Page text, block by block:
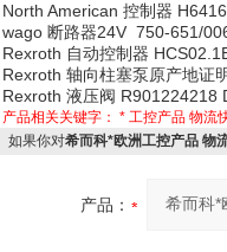
North American 控制器
wago 断路器24V 750-651/
Rexroth 自动控制器
Rexroth 轴向柱塞泵原产地证
Rexroth 液压阀 R901224218
产品相关关键字： * 工控产品 物流
如果你对希而科*欧洲工控产品 物
产品：